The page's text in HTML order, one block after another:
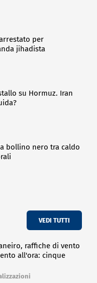
per
jihadista
su Hormuz. Iran
bollino nero tra caldo
VEDI TUTTI
raffiche di vento
all'ora: cinque